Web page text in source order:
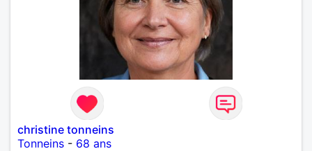
christine tonneins
Tonneins - 68 ans